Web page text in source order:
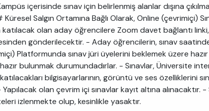
içerisinde sınav için belirlenmiş alanlar dışına
Salgın Ortamına Bağlı Olarak, Online (çevrimiçi)
olan aday öğrencilere Zoom davet bağlantı
gönderilecektir. - Aday öğrencilerin, sınav
Platformunda sınav jüri üyelerini beklemek üzere hazır
bulunmak durumundadırlar. - Sınavlar, Üniversite
bilgisayarlarının, görüntü ve ses özelliklerini
olan çevrim içi sınavlar kayıt altına alınacaktır.
izlenmekte olup, kesinlikle yasaktır.